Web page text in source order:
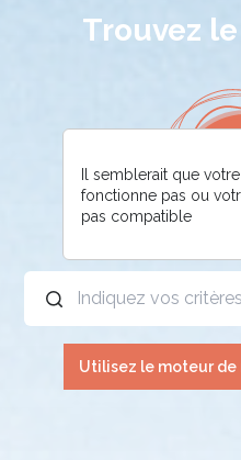
Trouvez
Il semblerait que
fonctionne pas ou
pas compatible
Utilisez le moteur